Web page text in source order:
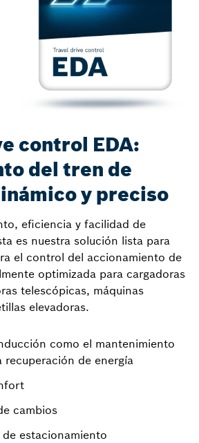
control EDA:
del tren de
y preciso
eficiencia y facilidad de
es nuestra solución lista para
el control del accionamiento de
optimizada para cargadoras
telescópicas, máquinas
elevadoras.
como el mantenimiento
recuperación de energía
cambios
estacionamiento